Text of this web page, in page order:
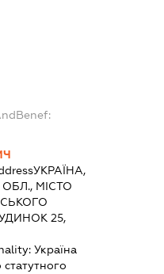
УКРАЇНА,
МІСТО
25,
Україна